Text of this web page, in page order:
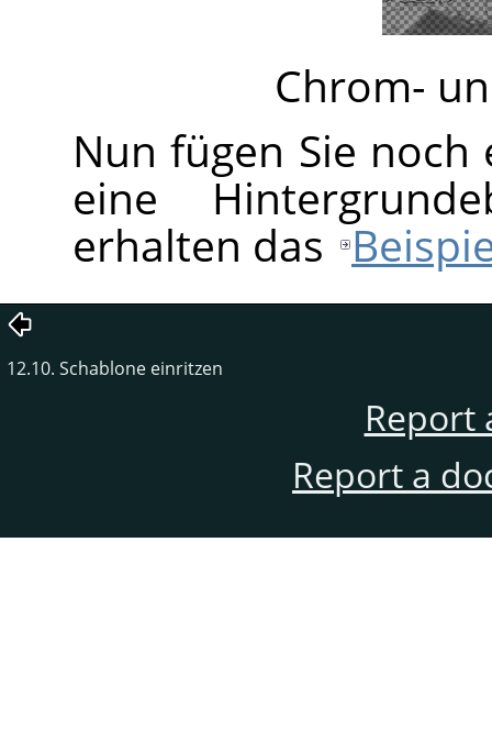
Chrom-
Nun fügen Sie
eine
erhalten das
12.10. Schablone einritzen
Report
Report a